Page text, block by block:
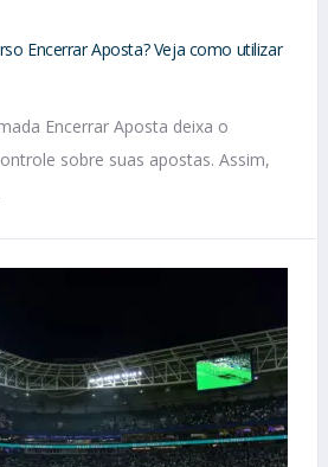
Encerrar Aposta? Veja como utilizar
Encerrar Aposta deixa o
sobre suas apostas. Assim,